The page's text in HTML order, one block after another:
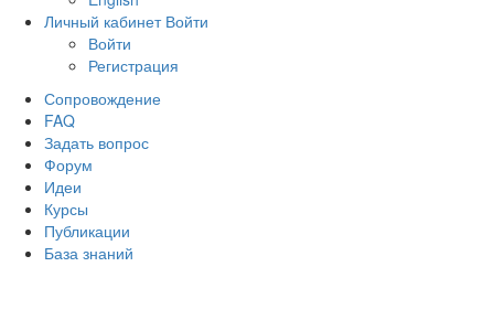
Личный кабинет Войти
Войти
Регистрация
Сопровождение
FAQ
Задать вопрос
Форум
Идеи
Курсы
Публикации
База знаний